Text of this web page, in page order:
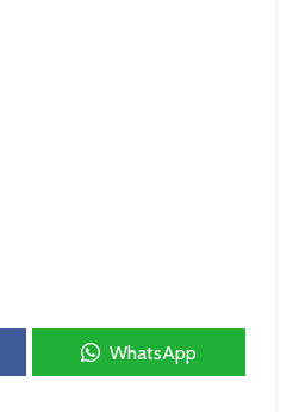
WhatsApp